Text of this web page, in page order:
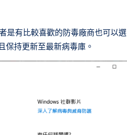
有比較喜歡的防毒廠商也可以選
保持更新至最新病毒庫。